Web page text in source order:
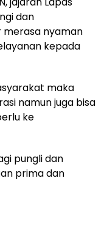
dan
merasa nyaman
kepada
maka
namun juga bisa
ke
pungli dan
prima dan